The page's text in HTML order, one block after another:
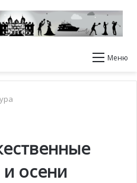
Меню
и осени